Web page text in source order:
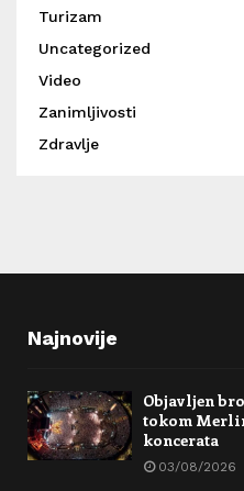
Turizam
Uncategorized
Video
Zanimljivosti
Zdravlje
Najnovije
Objavljen
tokom
koncerata
03/08/2026